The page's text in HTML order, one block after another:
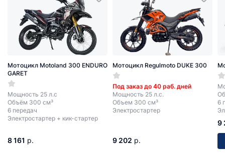
Мотоцикл Motoland 300 ENDURO
GARET
Мощность 25 л.с
Объём 300 см³
6 передач
Электростартер + кик-стартер
8 161 р.
Мотоцикл Regulmoto DUKE 300
Под заказ до 40 раб. дней
Мощность 25 л.с.
Объем 300 см³
Электростартер
9 202 р.
6
9